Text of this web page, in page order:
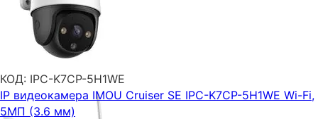
КОД: IPC-K7CP-5H1WE
IP видеокамера IMOU Cruiser SE IPC-K7CP-5H1WE Wi-Fi,
5МП (3.6 мм)